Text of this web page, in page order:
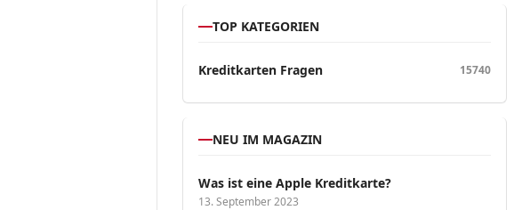
TOP KATEGORIEN
Kreditkarten Fragen 15740
NEU IM MAGAZIN
Was ist eine Apple Kreditkarte?
13. September 2023